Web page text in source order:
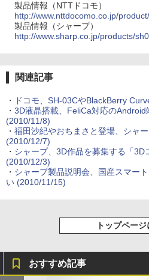
製品情報（NTTドコモ）
http://www.nttdocomo.co.jp/
製品情報（シャープ）
http://www.sharp.co.jp/products/
関連記事
・ ドコモ、SH-03CやBlackBerry
・ 3D液晶搭載、FeliCa対応のAndroid
(2010/11/8)
・ 福田沙紀やおちまさと登場、シャ
(2010/12/7)
・ シャープ、3D作品を募集する「3D
(2010/12/3)
・ シャープ製品説明会、国産スマー
い (2010/11/15)
トップペー
おすすめ記事